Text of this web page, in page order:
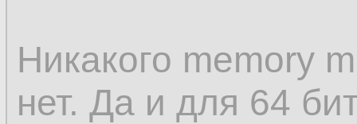
Никакого memory
нет. Да и для 64